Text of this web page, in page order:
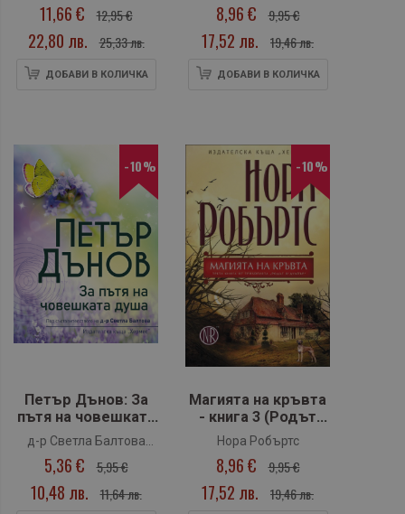
11,66 € 12,95 €
22,80 лв. 25,33 лв.
ДОБАВИ В КОЛИЧКА
8,96 € 9,95 €
17,52 лв. 19,46 лв.
ДОБАВИ В КОЛИЧКА
-10%
Петър Дънов: За
пътя на човешката
душа
д-р Светла Балтова
(съставител)
5,36 € 5,95 €
10,48 лв. 11,64 лв.
-10%
Магията на кръвта
- книга 3 (Родът
О`Дуайър)
Нора Робъртс
8,96 € 9,95 €
17,52 лв. 19,46 лв.